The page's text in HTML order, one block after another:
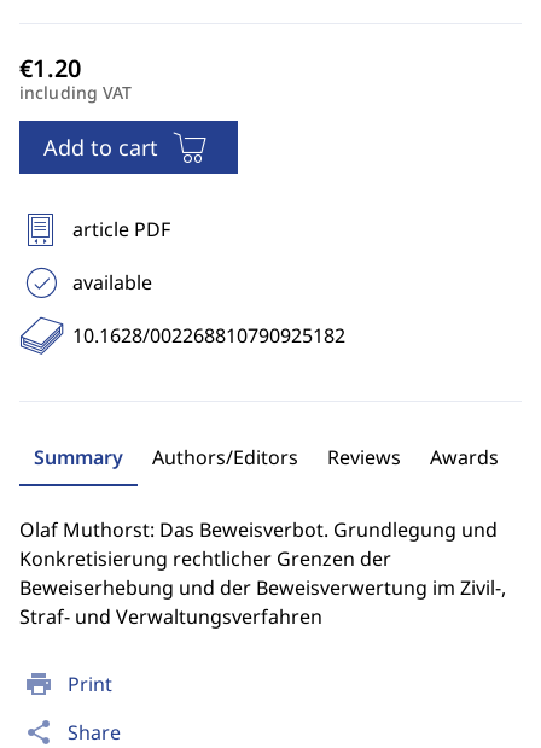
print Print
share Share
including VAT
Add to cart
article PDF
available
10.1628/002268810790925182
Summary Authors/Editors Reviews Awards
Olaf Muthorst: Das Beweisverbot. Grundlegung und
Konkretisierung rechtlicher Grenzen der
Beweiserhebung und der Beweisverwertung im Zivil-,
Straf- und Verwaltungsverfahren